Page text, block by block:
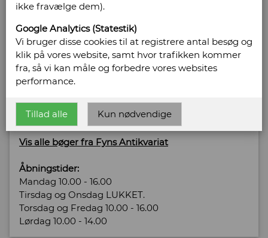
Sælges af: Fyns Antikvariat
Østre Stationsvej 42 - 44. Baghuset
5000 Odense C.
Telefonnr: 23271077
CVR/SE: 10 95 77 96
Hjemmeside:
http://www.fynsantikvariat.dk
Email: post@fynsantikvariat.dk
Vis alle bøger fra Fyns Antikvariat
Åbningstider:
Mandag 10.00 - 16.00
Tirsdag og Onsdag LUKKET.
Torsdag og Fredag 10.00 - 16.00
Lørdag 10.00 - 14.00
ikke fravælge dem).
Google Analytics (Statestik)
Vi bruger disse cookies til at registrere antal besøg og
klik på vores website, samt hvor trafikken kommer
fra, så vi kan måle og forbedre vores websites
performance.
Tillad alle Kun nødvendige